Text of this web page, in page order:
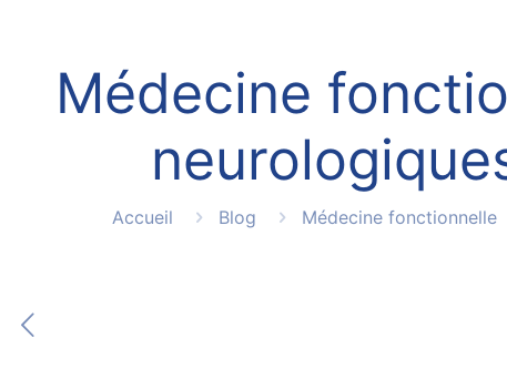
Médecine
Accueil Blog Médecine fonctionnelle